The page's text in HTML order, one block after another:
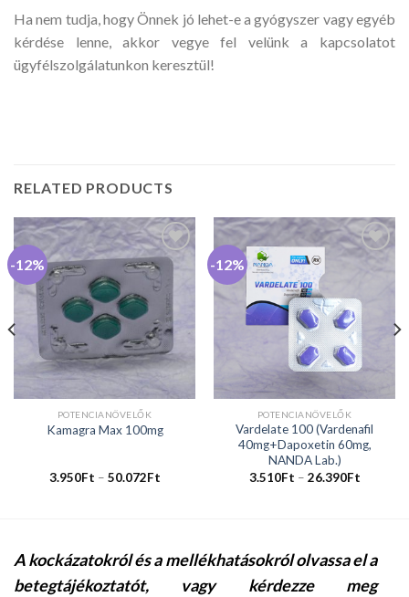
Ha nem tudja, hogy Önnek jó lehet-e a gyógyszer vagy egyéb
kérdése lenne, akkor vegye fel velünk a kapcsolatot
ügyfélszolgálatunkon keresztül!
RELATED PRODUCTS
-12% Kedvencekhez
POTENCIANÖVELŐK
Kamagra Max 100mg
3.950Ft – 50.072Ft
-12% Kedvencekhez
POTENCIANÖVELŐK
Vardelate 100 (Vardenafil
40mg+Dapoxetin 60mg,
NANDA Lab.)
3.510Ft – 26.390Ft
A kockázatokról és a mellékhatásokról olvassa el a
betegtájékoztatót, vagy kérdezze meg